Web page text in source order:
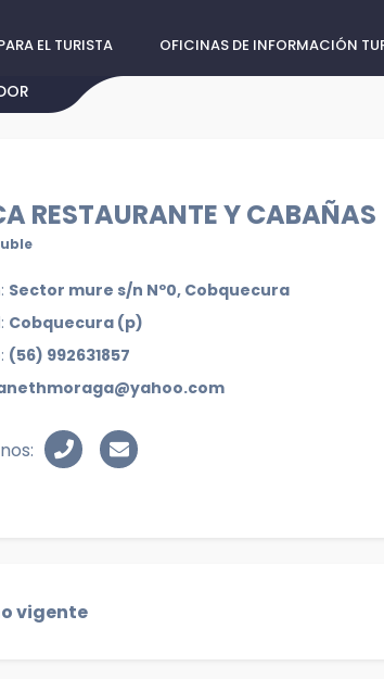
EL TURISTA OFICINAS DE INFORMACIÓN
RESTAURANTE Y CABAÑAS
Sector mure s/n Nº0, Cobquecura
Cobquecura (p)
(56) 992631857
vigente